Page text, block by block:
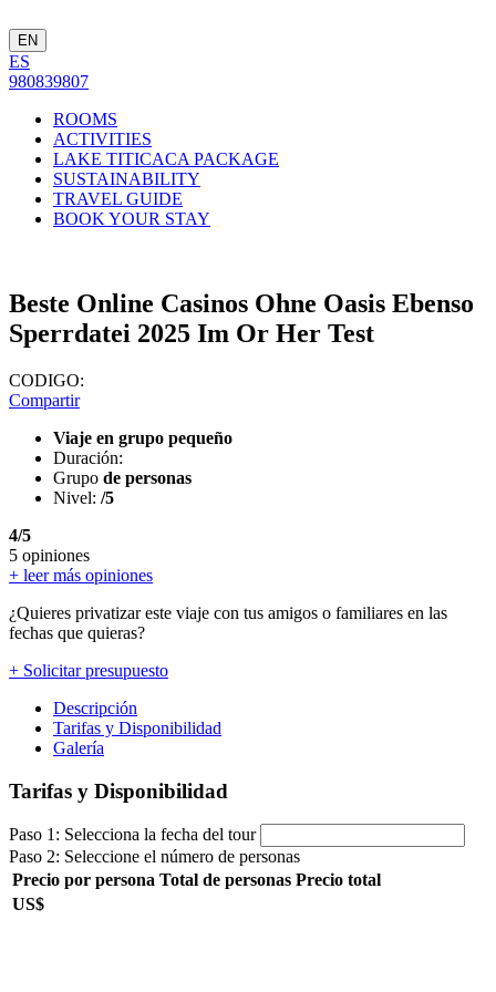
EN
ES
980839807
ROOMS
ACTIVITIES
LAKE TITICACA PACKAGE
SUSTAINABILITY
TRAVEL GUIDE
BOOK YOUR STAY
Beste Online Casinos Ohne Oasis Ebenso
Sperrdatei 2025 Im Or Her Test
CODIGO:
Compartir
Viaje en grupo pequeño
Duración:
Grupo de personas
Nivel: /5
4/5
5 opiniones
+ leer más opiniones
¿Quieres privatizar este viaje con tus amigos o familiares en las
fechas que quieras?
+ Solicitar presupuesto
Descripción
Tarifas y Disponibilidad
Galería
Tarifas y Disponibilidad
Paso 1: Selecciona la fecha del tour
Paso 2: Seleccione el número de personas
Precio por persona Total de personas Precio total
US$